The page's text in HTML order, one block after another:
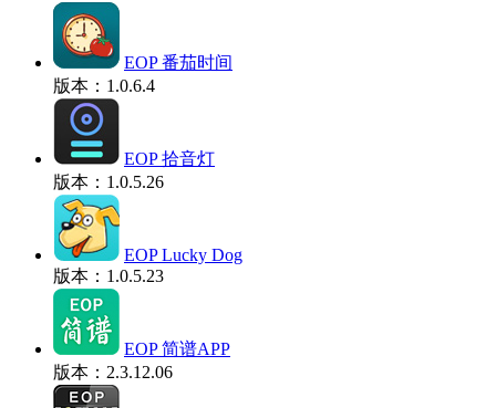
EOP 番茄时间
版本：1.0.6.4
EOP 拾音灯
版本：1.0.5.26
EOP Lucky Dog
版本：1.0.5.23
EOP 简谱APP
版本：2.3.12.06